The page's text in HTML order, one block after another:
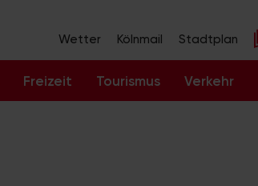
Wetter Kölnmail Stadtplan
Freizeit Tourismus Verkehr